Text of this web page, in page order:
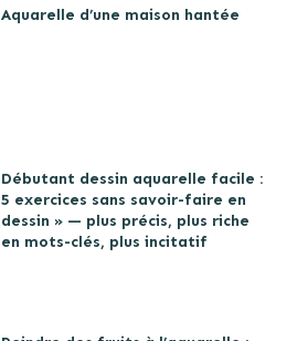
Aquarelle d’une maison hantée
Débutant dessin aquarelle facile :
5 exercices sans savoir-faire en
dessin » — plus précis, plus riche
en mots-clés, plus incitatif